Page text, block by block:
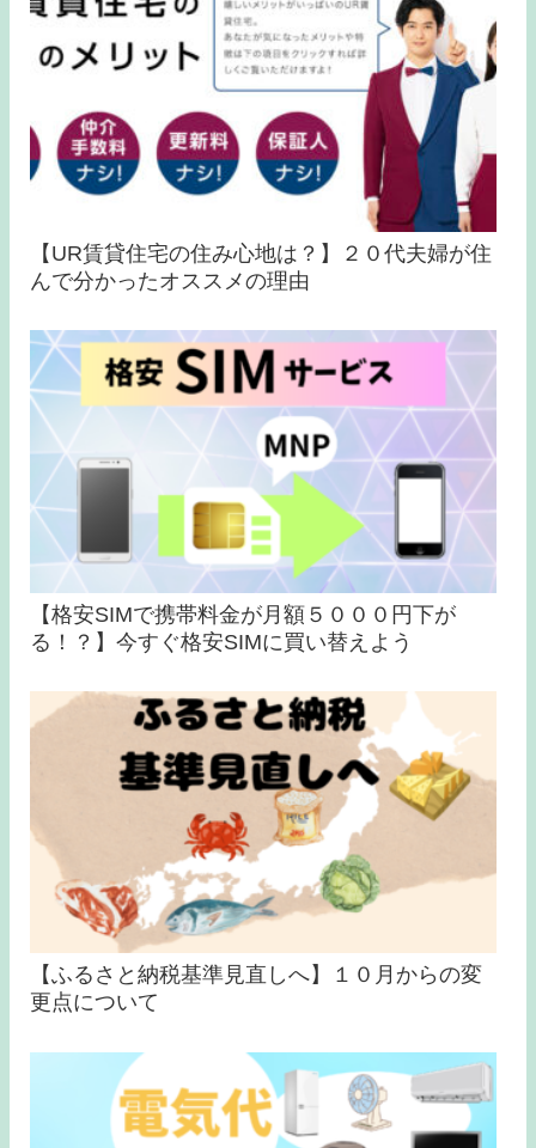
【UR賃貸住宅の住み心地は？】２０代夫婦が住
んで分かったオススメの理由
【格安SIMで携帯料金が月額５０００円下が
る！？】今すぐ格安SIMに買い替えよう
【ふるさと納税基準見直しへ】１０月からの変
更点について